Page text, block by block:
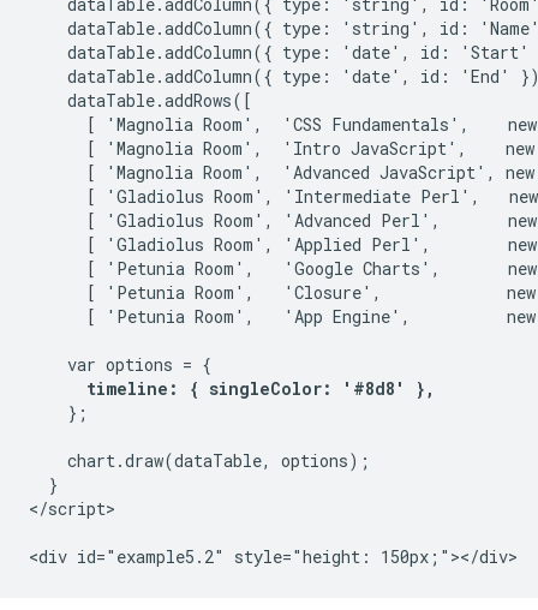
dataTable.addColumn({ type: 'string', id:
dataTable.addColumn({ type: 'date', id: 'Start'
dataTable.addColumn({ type: 'date', id: 'End'
    dataTable.addRows([
[ 'Magnolia Room',  'CSS Fundamentals',
[ 'Magnolia Room',  'Intro JavaScript',
[ 'Magnolia Room',  'Advanced JavaScript',
[ 'Gladiolus Room', 'Intermediate Perl',
[ 'Gladiolus Room', 'Advanced Perl',
[ 'Gladiolus Room', 'Applied Perl',
[ 'Petunia Room',   'Google Charts',
[ 'Petunia Room',   'Closure',
[ 'Petunia Room',   'App Engine',
    var options = {
timeline: { singleColor: '#8d8' },
    };
    chart.draw(dataTable, options);
  }
</script>